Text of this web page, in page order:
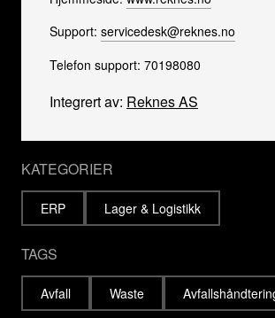
Support: servicedesk@reknes.no
Telefon support: 70198080
Integrert av: Reknes AS
KATEGORIER
ERP Lager & Logistikk
TAGS
Avfall Waste